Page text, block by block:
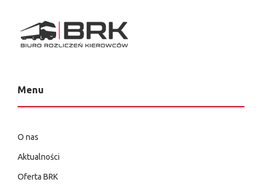
Menu
O nas
Aktualności
Oferta BRK